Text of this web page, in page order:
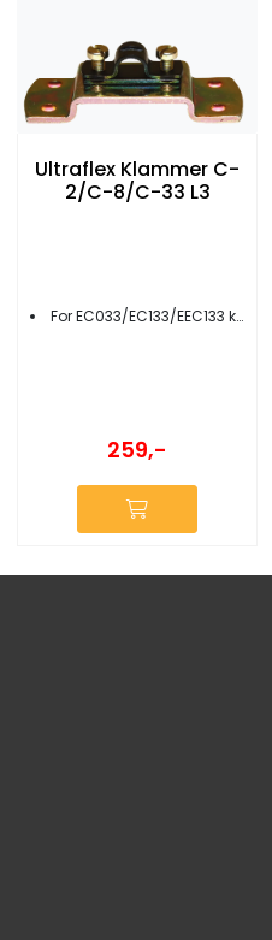
Ultraflex Klammer C-
2/C-8/C-33 L3
For EC033/EC133/EEC133 kontrollkabler
259,-